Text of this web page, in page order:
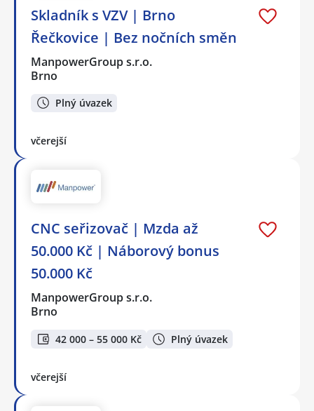
Skladník s VZV | Brno
Řečkovice | Bez nočních směn
ManpowerGroup s.r.o.
Brno
Plný úvazek
včerejší
CNC seřizovač | Mzda až
50.000 Kč | Náborový bonus
50.000 Kč
ManpowerGroup s.r.o.
Brno
42 000 – 55 000 Kč Plný úvazek
včerejší